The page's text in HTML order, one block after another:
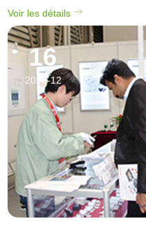
nécessaires, consultez le manuel
professionnel.
Voir les détails
16
2023-12